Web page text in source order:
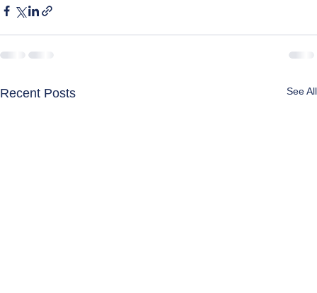
Recent Posts See All